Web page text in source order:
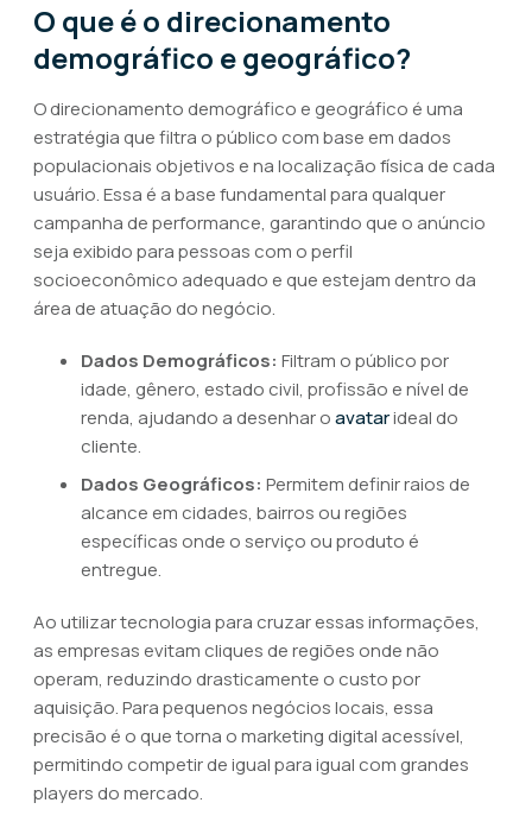
O que é o direcionamento
demográfico e geográfico?
O direcionamento demográfico e geográfico é uma
estratégia que filtra o público com base em dados
populacionais objetivos e na localização física de cada
usuário. Essa é a base fundamental para qualquer
campanha de performance, garantindo que o anúncio
seja exibido para pessoas com o perfil
socioeconômico adequado e que estejam dentro da
área de atuação do negócio.
Dados Demográficos: Filtram o público por
idade, gênero, estado civil, profissão e nível de
renda, ajudando a desenhar oavatarideal do
cliente.
Dados Geográficos: Permitem definir raios de
alcance em cidades, bairros ou regiões
específicas onde o serviço ou produto é
entregue.
Ao utilizar tecnologia para cruzar essas informações,
as empresas evitam cliques de regiões onde não
operam, reduzindo drasticamente o custo por
aquisição. Para pequenos negócios locais, essa
precisão é o que torna o marketing digital acessível,
permitindo competir de igual para igual com grandes
players do mercado.